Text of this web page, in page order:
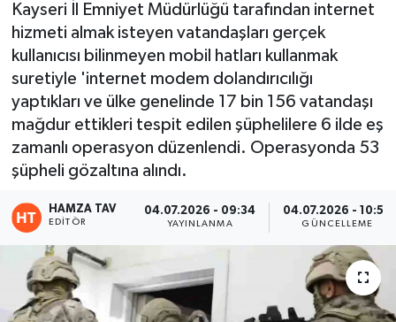
Kayseri İl Emniyet Müdürlüğü tarafından internet
hizmeti almak isteyen vatandaşları gerçek
kullanıcısı bilinmeyen mobil hatları kullanmak
suretiyle 'internet modem dolandırıcılığı
yaptıkları ve ülke genelinde 17 bin 156 vatandaşı
mağdur ettikleri tespit edilen şüphelilere 6 ilde eş
zamanlı operasyon düzenlendi. Operasyonda 53
şüpheli gözaltına alındı.
HAMZA TAV
EDITÖR
04.07.2026 - 09:34
YAYINLANMA
04.07.2026 - 10:58
GÜNCELLEME
Eğitim
Teknoloji
Asayiş
Resmi İlan